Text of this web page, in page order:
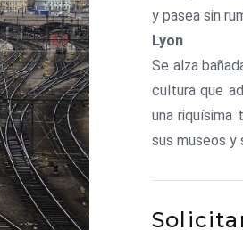
y pasea sin
Lyon
Se alza
cultura que
una riquísima
sus museos